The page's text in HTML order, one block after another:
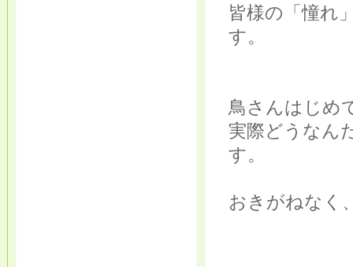
皆様の「憧れ
す。
鳥さんはじめ
実際どうなん
す。
おきがねなく